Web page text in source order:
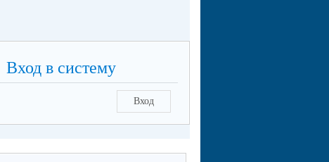
Вход в систему
Вход